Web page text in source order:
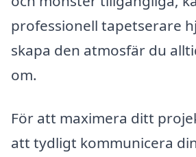
professionell tapetserare
skapa den atmosfär du
om.
För att maximera ditt
att tydligt kommunicera